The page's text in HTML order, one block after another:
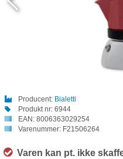
Producent: Bialetti
Produkt nr: 6944
EAN: 8006363029254
Varenummer: F21506264
Varen kan pt. ikke